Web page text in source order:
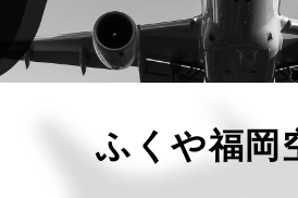
ふくや福岡